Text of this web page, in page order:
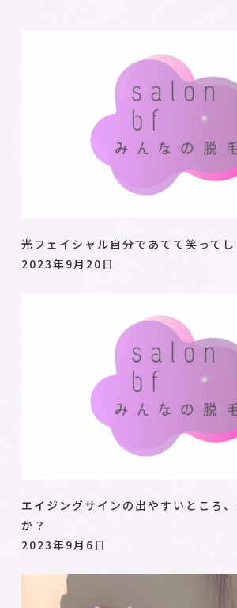
光フェイシャル自分であてて笑って
2023年9月20日
エイジングサインの出やすいところ
か？
2023年9月6日